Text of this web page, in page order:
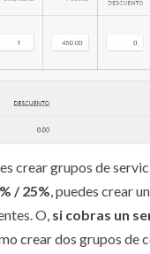
crear grupos de
/ 25%, puedes crear
O, si cobras un
crear dos grupos